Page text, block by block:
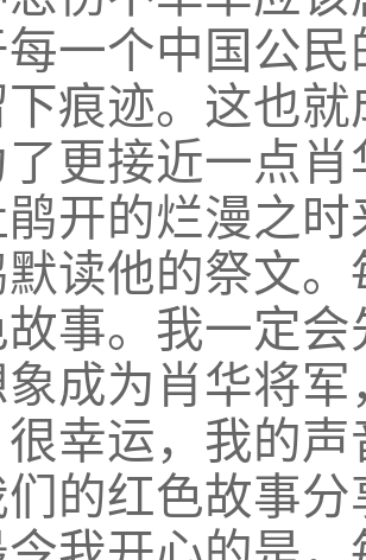
一个中国公
痕迹。这也
更接近一点
开的烂漫之
读他的祭文
事。我一定
象成为肖华将
很幸运，我的
的红色故事